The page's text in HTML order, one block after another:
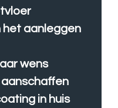
het aanleggen
wens
aanschaffen
in huis